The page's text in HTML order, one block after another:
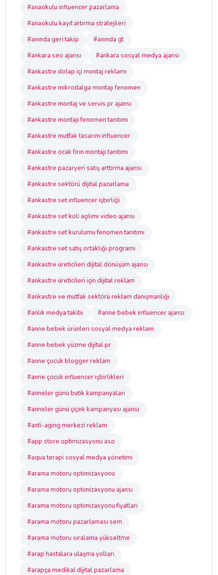
#anaokulu influencer pazarlama
#anaokulu kayıt artırma stratejileri
#anında geri takip
#anında gt
#ankara seo ajansı
#ankara sosyal medya ajansı
#ankastre dolap içi montaj reklamı
#ankastre mikrodalga montajı fenomen
#ankastre montaj ve servis pr ajansı
#ankastre montajı fenomen tanıtımı
#ankastre mutfak tasarım influencer
#ankastre ocak fırın montajı tanıtımı
#ankastre pazaryeri satış arttırma ajansı
#ankastre sektörü dijital pazarlama
#ankastre set influencer işbirliği
#ankastre set koli açılımı video ajansı
#ankastre set kurulumu fenomen tanıtımı
#ankastre set satış ortaklığı programı
#ankastre üreticileri dijital dönüşüm ajansı
#ankastre üreticileri için dijital reklam
#ankastre ve mutfak sektörü reklam danışmanlığı
#anlık medya takibi
#anne bebek influencer ajansı
#anne bebek ürünleri sosyal medya reklam
#anne bebek yüzme dijital pr
#anne çocuk blogger reklam
#anne çocuk influencer işbirlikleri
#anneler günü butik kampanyaları
#anneler günü çiçek kampanyası ajansı
#anti-aging merkezi reklam
#app store optimizasyonu aso
#aqua terapi sosyal medya yönetimi
#arama motoru optimizasyonu
#arama motoru optimizasyonu ajansı
#arama motoru optimizasyonu fiyatları
#arama motoru pazarlaması sem
#arama motoru sıralama yükseltme
#arap hastalara ulaşma yolları
#arapça medikal dijital pazarlama